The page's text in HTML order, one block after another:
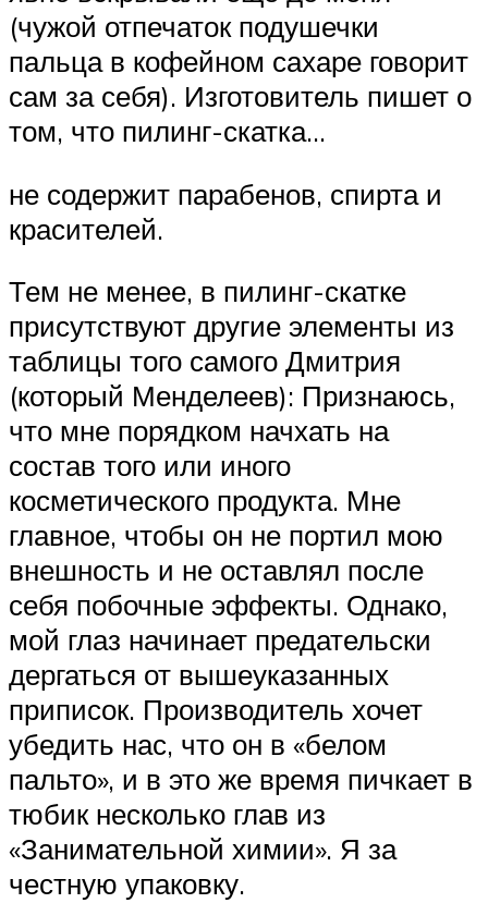
(чужой отпечаток подушечки
пальца в кофейном сахаре говорит
сам за себя). Изготовитель пишет о
том, что пилинг-скатка…
не содержит парабенов, спирта и
красителей.
Тем не менее, в пилинг-скатке
присутствуют другие элементы из
таблицы того самого Дмитрия
(который Менделеев): Признаюсь,
что мне порядком начхать на
состав того или иного
косметического продукта. Мне
главное, чтобы он не портил мою
внешность и не оставлял после
себя побочные эффекты. Однако,
мой глаз начинает предательски
дергаться от вышеуказанных
приписок. Производитель хочет
убедить нас, что он в «белом
пальто», и в это же время пичкает в
тюбик несколько глав из
«Занимательной химии». Я за
честную упаковку.